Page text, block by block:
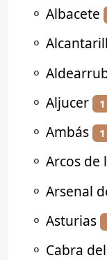
⚬ Albacete
⚬
⚬
⚬ Aljucer 1
⚬ Ambás 1
⚬ Arcos de
⚬ Arsenal
⚬ Asturias
⚬ Cabra